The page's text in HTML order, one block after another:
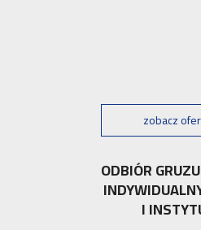
zobacz
ODBIÓR
I